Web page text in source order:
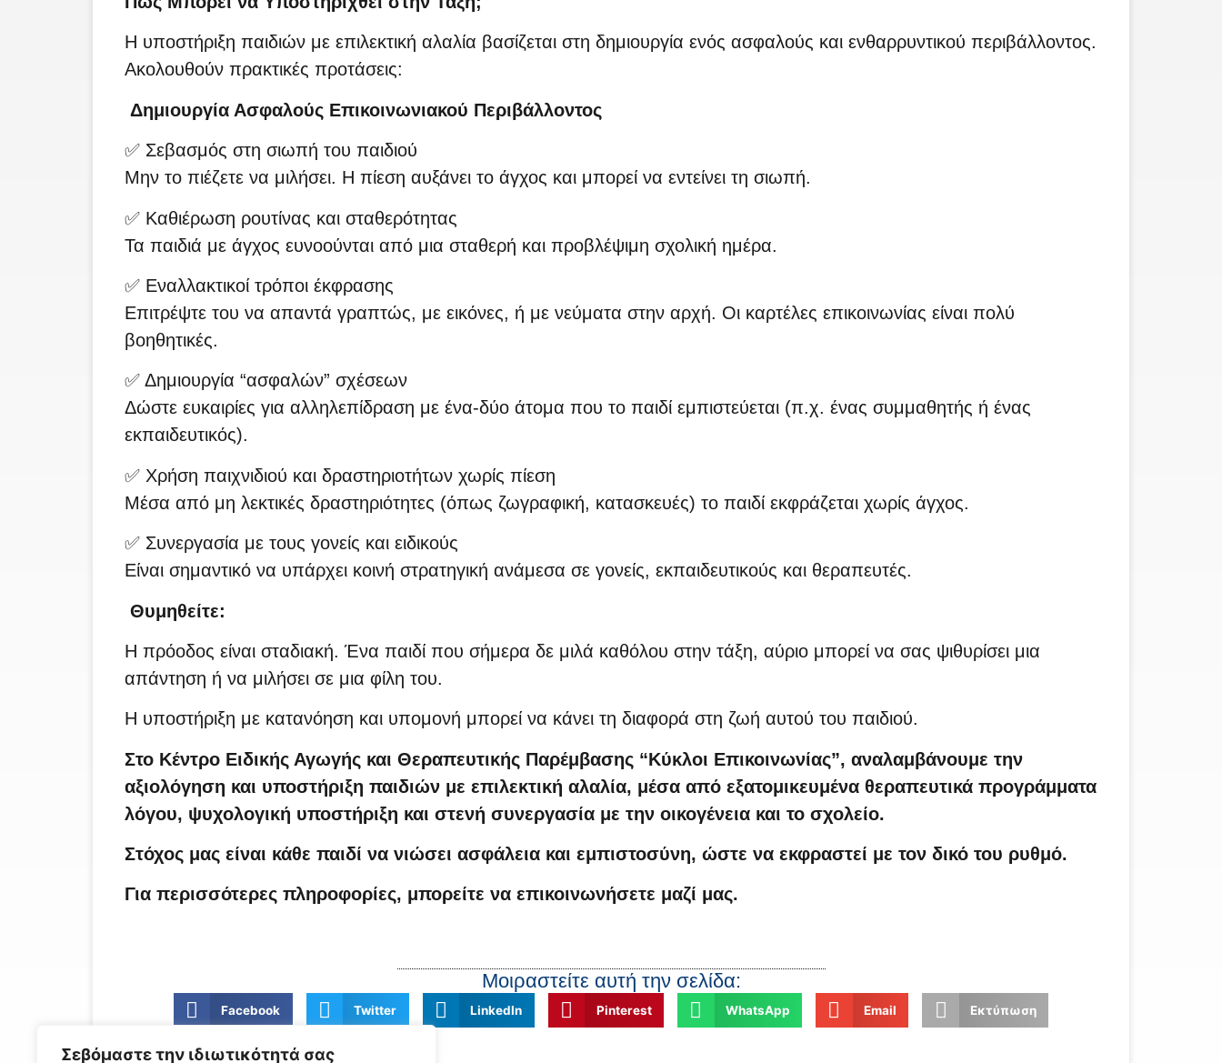
Σεβόμαστε την ιδιωτικότητά σας
Η υποστήριξη παιδιών με επιλεκτική αλαλία βασίζεται στη δημιουργία ενός ασφαλούς και ενθαρρυντικού περιβάλλοντος.
Ακολουθούν πρακτικές προτάσεις:
Δημιουργία Ασφαλούς Επικοινωνιακού Περιβάλλοντος
✅ Σεβασμός στη σιωπή του παιδιού
Μην το πιέζετε να μιλήσει. Η πίεση αυξάνει το άγχος και μπορεί να εντείνει τη σιωπή.
✅ Καθιέρωση ρουτίνας και σταθερότητας
Τα παιδιά με άγχος ευνοούνται από μια σταθερή και προβλέψιμη σχολική ημέρα.
✅ Εναλλακτικοί τρόποι έκφρασης
Επιτρέψτε του να απαντά γραπτώς, με εικόνες, ή με νεύματα στην αρχή. Οι καρτέλες επικοινωνίας είναι πολύ
βοηθητικές.
✅ Δημιουργία “ασφαλών” σχέσεων
Δώστε ευκαιρίες για αλληλεπίδραση με ένα-δύο άτομα που το παιδί εμπιστεύεται (π.χ. ένας συμμαθητής ή ένας
εκπαιδευτικός).
✅ Χρήση παιχνιδιού και δραστηριοτήτων χωρίς πίεση
Μέσα από μη λεκτικές δραστηριότητες (όπως ζωγραφική, κατασκευές) το παιδί εκφράζεται χωρίς άγχος.
✅ Συνεργασία με τους γονείς και ειδικούς
Είναι σημαντικό να υπάρχει κοινή στρατηγική ανάμεσα σε γονείς, εκπαιδευτικούς και θεραπευτές.
Θυμηθείτε:
Η πρόοδος είναι σταδιακή. Ένα παιδί που σήμερα δε μιλά καθόλου στην τάξη, αύριο μπορεί να σας ψιθυρίσει μια
απάντηση ή να μιλήσει σε μια φίλη του.
Η υποστήριξη με κατανόηση και υπομονή μπορεί να κάνει τη διαφορά στη ζωή αυτού του παιδιού.
Στο Κέντρο Ειδικής Αγωγής και Θεραπευτικής Παρέμβασης “Κύκλοι Επικοινωνίας”, αναλαμβάνουμε την
αξιολόγηση και υποστήριξη παιδιών με επιλεκτική αλαλία, μέσα από εξατομικευμένα θεραπευτικά προγράμματα
λόγου, ψυχολογική υποστήριξη και στενή συνεργασία με την οικογένεια και το σχολείο.
Στόχος μας είναι κάθε παιδί να νιώσει ασφάλεια και εμπιστοσύνη, ώστε να εκφραστεί με τον δικό του ρυθμό.
Για περισσότερες πληροφορίες, μπορείτε να επικοινωνήσετε μαζί μας.
Μοιραστείτε αυτή την σελίδα:
Facebook Twitter LinkedIn Pinterest WhatsApp Email Εκτύπωση